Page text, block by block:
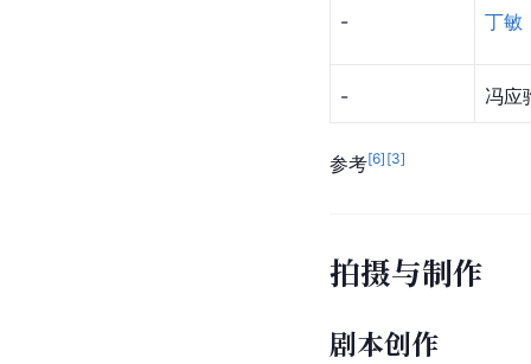
- 丁敏
- 冯应
参考[6] [3]
拍摄与制作
剧本创作